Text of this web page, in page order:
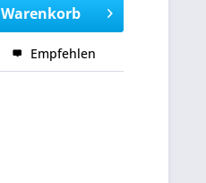
Warenkorb
Empfehlen